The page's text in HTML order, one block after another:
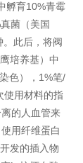
孵育10%青霉
菌（美国
此后，将阀
培养基）中
色），1%笔/
使用材料的指
的人血管来
使用纤维蛋白
发的插入物